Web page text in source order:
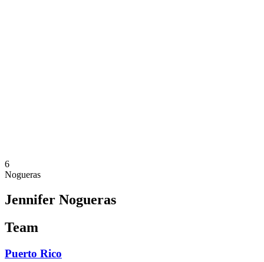
6
Nogueras
Jennifer Nogueras
Team
Puerto Rico